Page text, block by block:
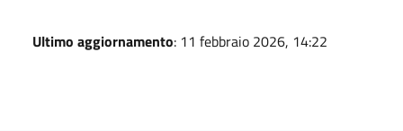
Ultimo aggiornamento: 11 febbraio 2026, 14:22